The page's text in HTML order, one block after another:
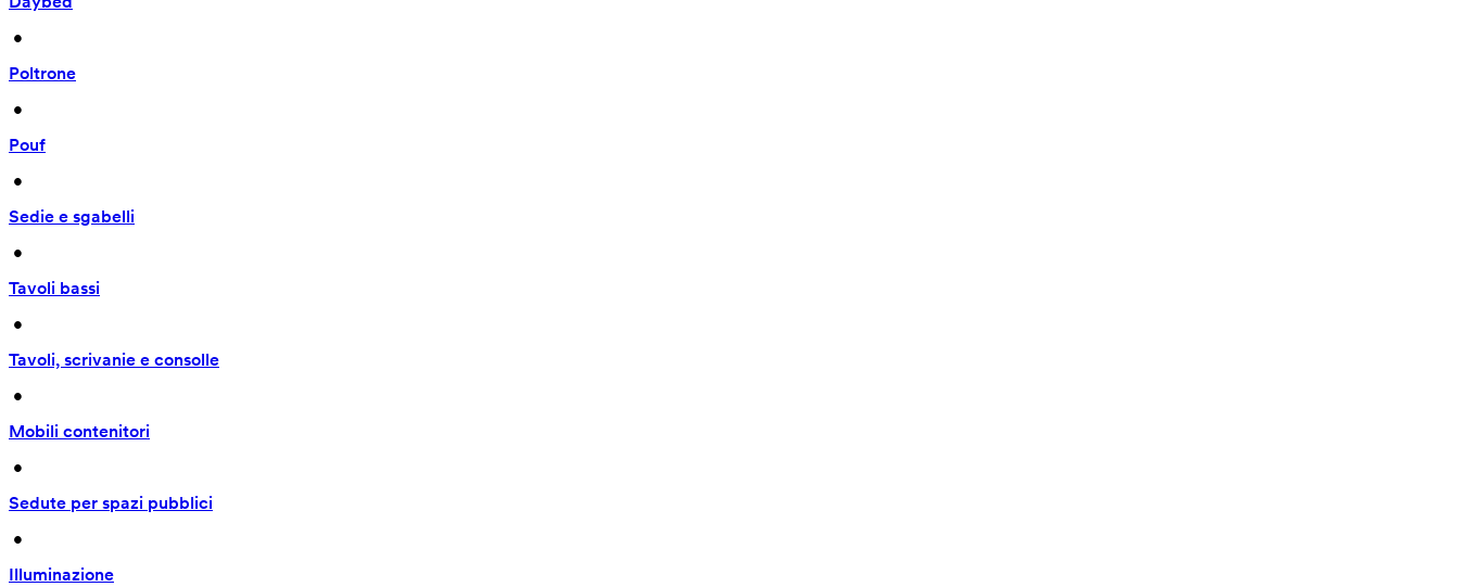
•
Poltrone
•
Pouf
•
Sedie e sgabelli
•
Tavoli bassi
•
Tavoli, scrivanie e consolle
•
Mobili contenitori
•
Sedute per spazi pubblici
•
Illuminazione